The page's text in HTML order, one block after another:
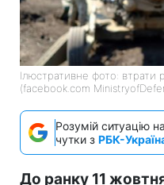
Ілюстративне фото: втрати
(facebook.com
Розумій ситуацію
чутки з РБК-
До ранку 11 жовтня